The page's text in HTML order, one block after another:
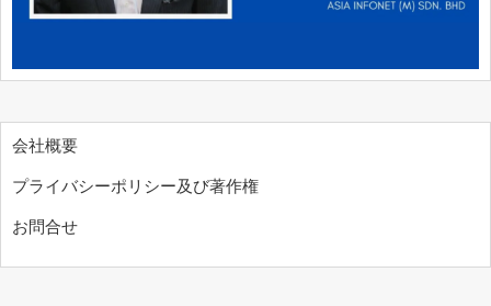
会社概要
プライバシーポリシー及び著作権
お問合せ